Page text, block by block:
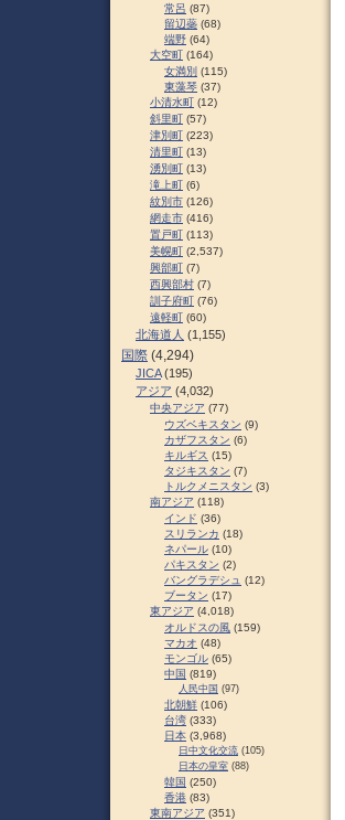
常呂 (87)
留辺蘂 (68)
端野 (64)
大空町 (164)
女満別 (115)
東藻琴 (37)
小清水町 (12)
斜里町 (57)
津別町 (223)
清里町 (13)
湧別町 (13)
滝上町 (6)
紋別市 (126)
網走市 (416)
置戸町 (113)
美幌町 (2,537)
興部町 (7)
西興部村 (7)
訓子府町 (76)
遠軽町 (60)
北海道人 (1,155)
国際 (4,294)
JICA(195)
アジア (4,032)
中央アジア (77)
ウズベキスタン (9)
カザフスタン (6)
キルギス (15)
タジキスタン (7)
トルクメニスタン (3)
南アジア (118)
インド (36)
スリランカ (18)
ネパール (10)
パキスタン (2)
バングラデシュ (12)
ブータン (17)
東アジア (4,018)
オルドスの風 (159)
マカオ (48)
モンゴル (65)
中国 (819)
人民中国 (97)
北朝鮮 (106)
台湾 (333)
日本 (3,968)
日中文化交流 (105)
日本の皇室 (88)
韓国 (250)
香港 (83)
東南アジア (351)